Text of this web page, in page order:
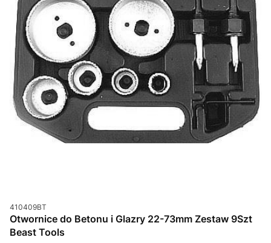
Kod produktu
410409BT
Otwornice do Betonu i Glazry 22-73mm Zestaw 9Szt
Beast Tools